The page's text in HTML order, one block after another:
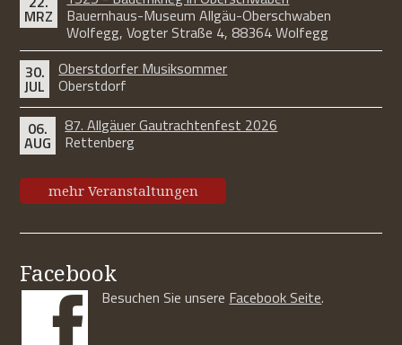
MRZ Bauernhaus-Museum Allgäu-Oberschwaben
Wolfegg, Vogter Straße 4, 88364 Wolfegg
30.
JUL
Oberstdorfer Musiksommer
Oberstdorf
06.
AUG
87. Allgäuer Gautrachtenfest 2026
Rettenberg
mehr Veranstaltungen
Facebook
Besuchen Sie unsere Facebook Seite.